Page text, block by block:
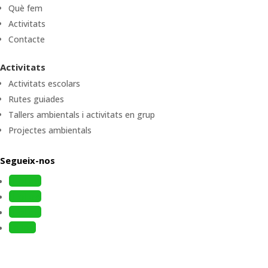
Què fem
Activitats
Contacte
Activitats
Activitats escolars
Rutes guiades
Tallers ambientals i activitats en grup
Projectes ambientals
Segueix-nos
Follow
Follow
Follow
Follow